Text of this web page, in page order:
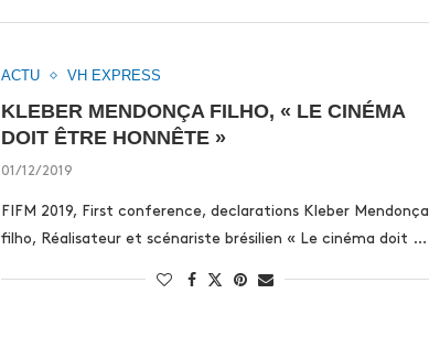
ACTU VH EXPRESS
KLEBER MENDONÇA FILHO, « LE CINÉMA
DOIT ÊTRE HONNÊTE »
01/12/2019
FIFM 2019, First conference, declarations Kleber Mendonça
filho, Réalisateur et scénariste brésilien « Le cinéma doit …